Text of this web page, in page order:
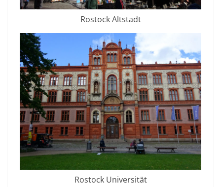
Rostock Altstadt
Rostock Universität